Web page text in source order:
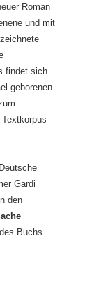
Roman
und mit
findet sich
geborenen
Gardi
den
Buchs